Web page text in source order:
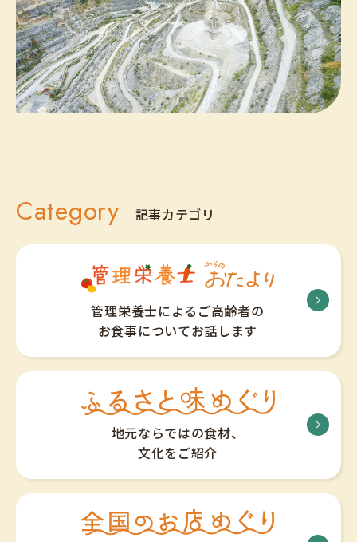
Category 記事カテゴリ
管理栄養士によるご高齢者の
お食事についてお話します
地元ならではの食材、
文化をご紹介